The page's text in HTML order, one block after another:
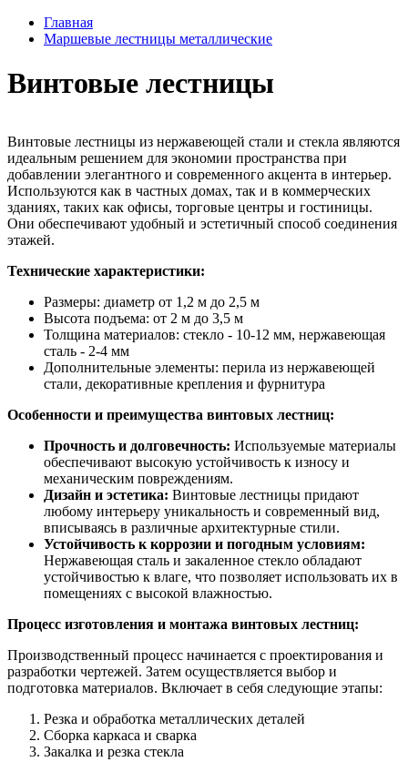
Главная
Маршевые лестницы металлические
Винтовые лестницы
Винтовые лестницы из нержавеющей стали и стекла являются
идеальным решением для экономии пространства при
добавлении элегантного и современного акцента в интерьер.
Используются как в частных домах, так и в коммерческих
зданиях, таких как офисы, торговые центры и гостиницы.
Они обеспечивают удобный и эстетичный способ соединения
этажей.
Технические характеристики:
Размеры: диаметр от 1,2 м до 2,5 м
Высота подъема: от 2 м до 3,5 м
Толщина материалов: стекло - 10-12 мм, нержавеющая
сталь - 2-4 мм
Дополнительные элементы: перила из нержавеющей
стали, декоративные крепления и фурнитура
Особенности и преимущества винтовых лестниц:
Прочность и долговечность: Используемые материалы
обеспечивают высокую устойчивость к износу и
механическим повреждениям.
Дизайн и эстетика: Винтовые лестницы придают
любому интерьеру уникальность и современный вид,
вписываясь в различные архитектурные стили.
Устойчивость к коррозии и погодным условиям:
Нержавеющая сталь и закаленное стекло обладают
устойчивостью к влаге, что позволяет использовать их в
помещениях с высокой влажностью.
Процесс изготовления и монтажа винтовых лестниц:
Производственный процесс начинается с проектирования и
разработки чертежей. Затем осуществляется выбор и
подготовка материалов. Включает в себя следующие этапы:
Резка и обработка металлических деталей
Сборка каркаса и сварка
Закалка и резка стекла